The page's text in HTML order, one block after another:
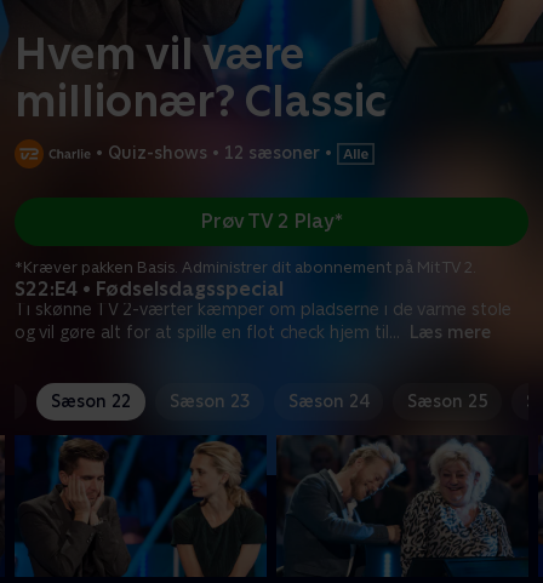
Hvem vil være
millionær? Classic
• Quiz-shows • 12 sæsoner •
S22:E4 • Fødselsdagsspecial
Ti skønne TV 2-værter kæmper om pladserne i de varme stole
og vil gøre alt for at spille en flot check hjem til ... Læs mere
Prøv TV 2 Play*
*Kræver pakken Basis. Administrer dit abonnement på Mit TV 2.
Sæson 22 Sæson 23 Sæson 24 Sæson 25